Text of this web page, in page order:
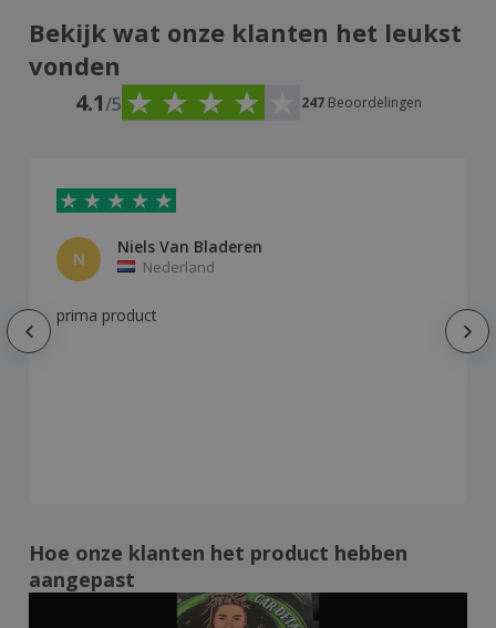
Bekijk wat onze klanten het leukst
vonden
4.1/5 247 Beoordelingen
N
Niels Van Bladeren
Nederland
prima product
Hoe onze klanten het product hebben
aangepast